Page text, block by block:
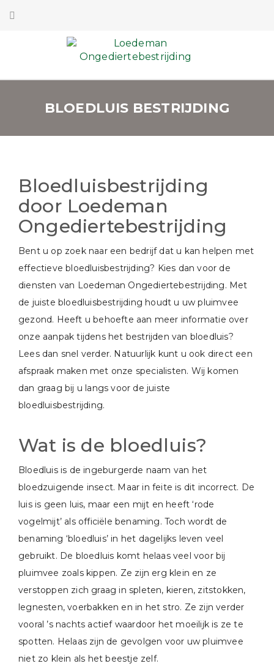
BLOEDLUIS BESTRIJDING
Bloedluisbestrijding
door Loedeman
Ongediertebestrijding
Bent u op zoek naar een bedrijf dat u kan helpen met
effectieve bloedluisbestrijding? Kies dan voor de
diensten van Loedeman Ongediertebestrijding. Met
de juiste bloedluisbestrijding houdt u uw pluimvee
gezond. Heeft u behoefte aan meer informatie over
onze aanpak tijdens het bestrijden van bloedluis?
Lees dan snel verder. Natuurlijk kunt u ook direct een
afspraak maken met onze specialisten. Wij komen
dan graag bij u langs voor de juiste
bloedluisbestrijding.
Wat is de bloedluis?
Bloedluis is de ingeburgerde naam van het
bloedzuigende insect. Maar in feite is dit incorrect. De
luis is geen luis, maar een mijt en heeft ‘rode
vogelmijt’ als officiële benaming. Toch wordt de
benaming ‘bloedluis’ in het dagelijks leven veel
gebruikt. De bloedluis komt helaas veel voor bij
pluimvee zoals kippen. Ze zijn erg klein en ze
verstoppen zich graag in spleten, kieren, zitstokken,
legnesten, voerbakken en in het stro. Ze zijn verder
vooral ’s nachts actief waardoor het moeilijk is ze te
spotten. Helaas zijn de gevolgen voor uw pluimvee
niet zo klein als het beestje zelf.